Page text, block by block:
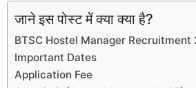
जाने इस पोस्ट में क्या क्या है?
BTSC Hostel Manager Recruitment
Important Dates
Application Fee